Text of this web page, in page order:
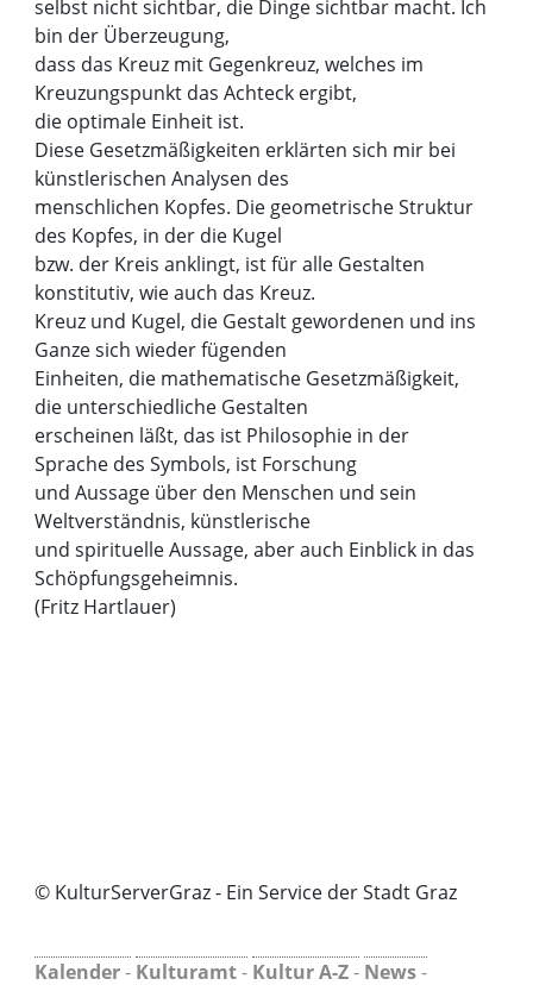
selbst nicht sichtbar, die Dinge sichtbar macht. Ich
bin der Überzeugung,
dass das Kreuz mit Gegenkreuz, welches im
Kreuzungspunkt das Achteck ergibt,
die optimale Einheit ist.
Diese Gesetzmäßigkeiten erklärten sich mir bei
künstlerischen Analysen des
menschlichen Kopfes. Die geometrische Struktur
des Kopfes, in der die Kugel
bzw. der Kreis anklingt, ist für alle Gestalten
konstitutiv, wie auch das Kreuz.
Kreuz und Kugel, die Gestalt gewordenen und ins
Ganze sich wieder fügenden
Einheiten, die mathematische Gesetzmäßigkeit,
die unterschiedliche Gestalten
erscheinen läßt, das ist Philosophie in der
Sprache des Symbols, ist Forschung
und Aussage über den Menschen und sein
Weltverständnis, künstlerische
und spirituelle Aussage, aber auch Einblick in das
Schöpfungsgeheimnis.
(Fritz Hartlauer)
© KulturServerGraz - Ein Service der Stadt Graz
Kalender- Kulturamt- Kultur A-Z- News-